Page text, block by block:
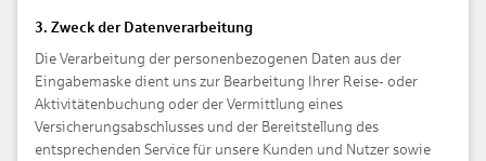
3. Zweck der Datenverarbeitung
Die Verarbeitung der personenbezogenen Daten aus der
Eingabemaske dient uns zur Bearbeitung Ihrer Reise- oder
Aktivitätenbuchung oder der Vermittlung eines
Versicherungsabschlusses und der Bereitstellung des
entsprechenden Service für unsere Kunden und Nutzer sowie